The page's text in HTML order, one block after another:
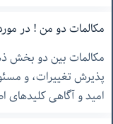
مکالمات دو من ! در
مکالمات بین دو بخش
پذیرش تغییرات، و
امید و آگاهی